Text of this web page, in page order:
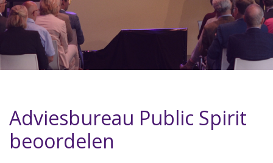
Adviesbureau Public Spirit
beoordelen